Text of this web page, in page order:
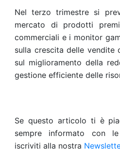
Nel terzo trimestre si
mercato di prodotti
commerciali e i monitor
sulla crescita delle
sul miglioramento della
gestione efficiente delle
Se questo articolo ti è
sempre informato con
iscriviti alla nostra